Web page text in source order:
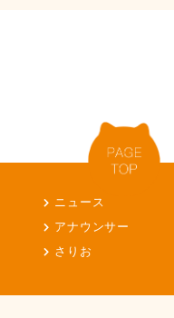
ニュース
アナウンサー
さりお